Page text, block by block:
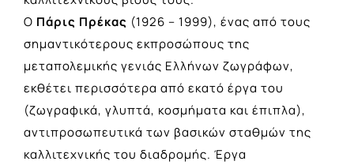
Ο Πάρις Πρέκας (1926 – 1999), ένας από τους
σημαντικότερους εκπροσώπους της
μεταπολεμικής γενιάς Ελλήνων ζωγράφων,
εκθέτει περισσότερα από εκατό έργα του
(ζωγραφικά, γλυπτά, κοσμήματα και έπιπλα),
αντιπροσωπευτικά των βασικών σταθμών της
καλλιτεχνικής του διαδρομής. Έργα